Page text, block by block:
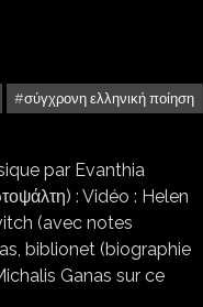
σύγχρονη ελληνική ποίηση
par Evanthia
: Vidéo : Helen
(avec notes
biblionet (biographie
Ganas sur ce